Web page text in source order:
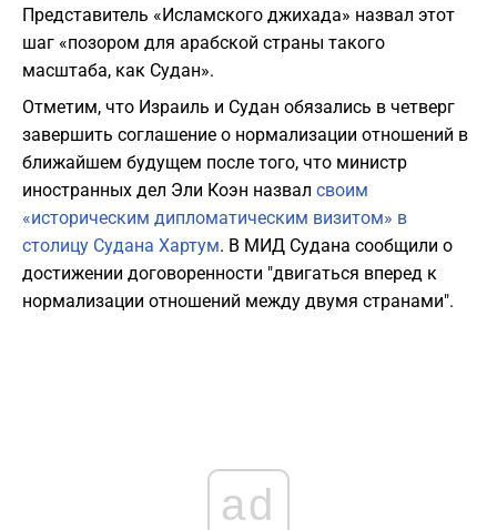
Представитель «Исламского джихада» назвал этот
шаг «позором для арабской страны такого
масштаба, как Судан».
Отметим, что Израиль и Судан обязались в четверг
завершить соглашение о нормализации отношений в
ближайшем будущем после того, что министр
иностранных дел Эли Коэн назвал своим
«историческим дипломатическим визитом» в
столицу Судана Хартум. В МИД Судана сообщили о
достижении договоренности "двигаться вперед к
нормализации отношений между двумя странами".
ad